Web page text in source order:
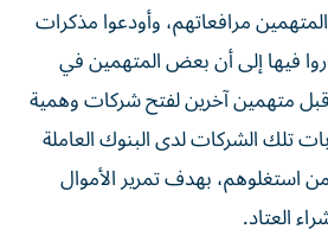
مرافعاتهم، وأودعوا مذكرات
فيها إلى أن بعض المتهمين في
متهمين آخرين لفتح شركات وهمية
تلك الشركات لدى البنوك العاملة
استغلوهم، بهدف تمرير الأموال
العتاد.